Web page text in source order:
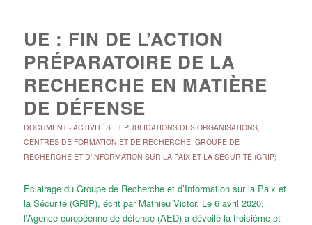
UE : FIN DE L’ACTION
PRÉPARATOIRE DE LA
RECHERCHE EN MATIÈRE
DE DÉFENSE
DOCUMENT- ACTIVITÉS ET PUBLICATIONS DES ORGANISATIONS,
CENTRES DE FORMATION ET DE RECHERCHE, GROUPE DE
RECHERCHE ET D'INFORMATION SUR LA PAIX ET LA SÉCURITÉ (GRIP)
Eclairage du Groupe de Recherche et d’Information sur la Paix et
la Sécurité (GRIP), écrit par Mathieu Victor. Le 6 avril 2020,
l’Agence européenne de défense (AED) a dévoilé la troisième et